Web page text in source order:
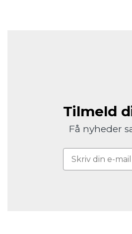
Tilmeld
Få nyheder